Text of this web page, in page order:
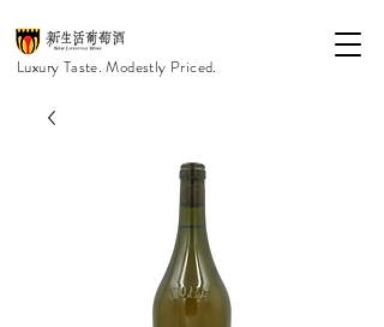
Luxury Taste. Modestly Priced.